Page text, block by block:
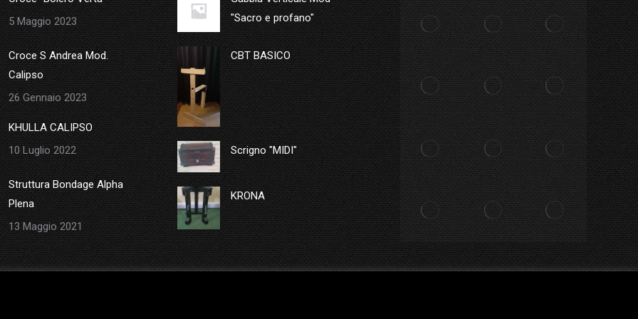
5 Maggio 2023
Croce S Andrea Mod.
Calipso
26 Gennaio 2023
KHULLA CALIPSO
10 Luglio 2022
Struttura Bondage Alpha
Plena
13 Maggio 2021
"Sacro e profano"
CBT BASICO
Scrigno "MIDI"
KRONA